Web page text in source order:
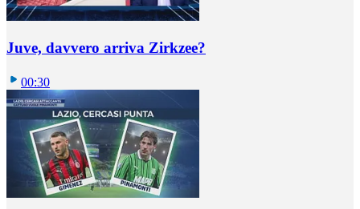
Juve, davvero arriva Zirkzee?
00:30